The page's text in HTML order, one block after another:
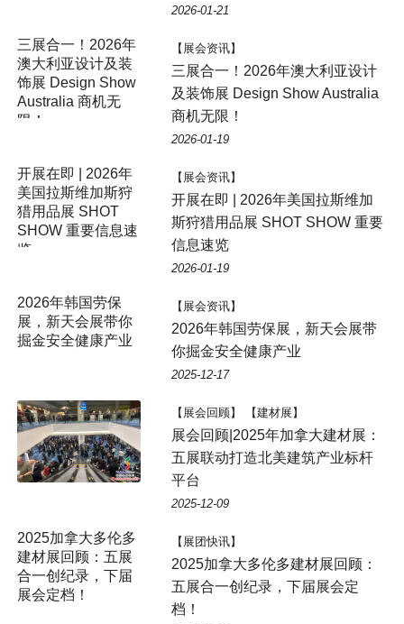
2026-01-21
三展合一！2026年
澳大利亚设计及装
饰展 Design Show
Australia 商机无
限！
【展会资讯】
三展合一！2026年澳大利亚设计
及装饰展 Design Show Australia
商机无限！
2026-01-19
【展会资讯】
开展在即 | 2026年美国拉斯维加
斯狩猎用品展 SHOT SHOW 重要
信息速览
2026-01-19
2026年韩国劳保
展，新天会展带你
掘金安全健康产业
【展会资讯】
2026年韩国劳保展，新天会展带
你掘金安全健康产业
2025-12-17
【展会回顾】 【建材展】
展会回顾|2025年加拿大建材展：
五展联动打造北美建筑产业标杆
平台
2025-12-09
2025加拿大多伦多
建材展回顾：五展
合一创纪录，下届
展会定档！
【展团快讯】
2025加拿大多伦多建材展回顾：
五展合一创纪录，下届展会定
档！